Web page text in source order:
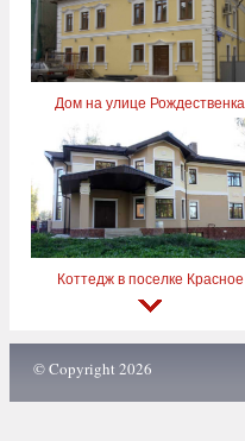
Дом на улице Рождественка
Коттедж в поселке Красное
© Copyright 2026